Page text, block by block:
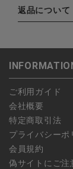
・楽天ペイ
・PayPay
北海道：
ご注文日当日
ンセルは可能
します。
予約商品など
かじめご了承
返品について
こちら よりご
ご利用ガイド
会社概要
特定商取引法
プライバシーポ
会員規約
偽サイトにご注